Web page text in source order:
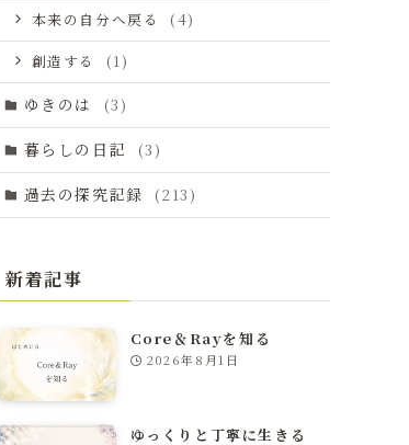
本来の自分へ戻る
(4)
創造する
(1)
ゆきのは (3)
暮らしの日記 (3)
過去の探究記録 (213)
新着記事
Core＆Rayを知る
2026年8月1日
ゆっくりと丁寧に生きる